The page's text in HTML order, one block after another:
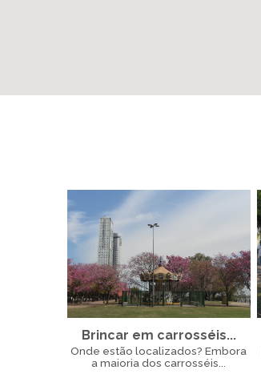
Brincar em carrosséis...
Onde estão localizados? Embora
a maioria dos carrosséis...